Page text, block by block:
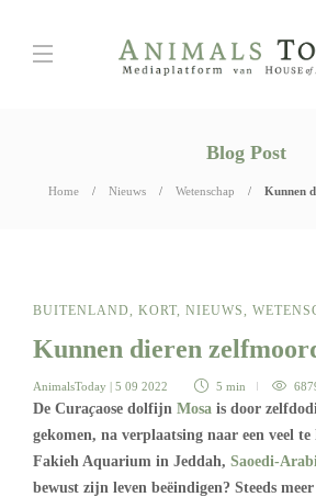
Blog Post
Home Nieuws Wetenschap Kunnen
BUITENLAND, KORT, NIEUWS,
Kunnen dieren
AnimalsToday | 5 09 2022 5 min
De Curaçaose dolfijn Mosa is door
gekomen, na verplaatsing naar een veel
Fakieh Aquarium in Jeddah, Saoedi-
bewust zijn leven beëindigen? Steeds